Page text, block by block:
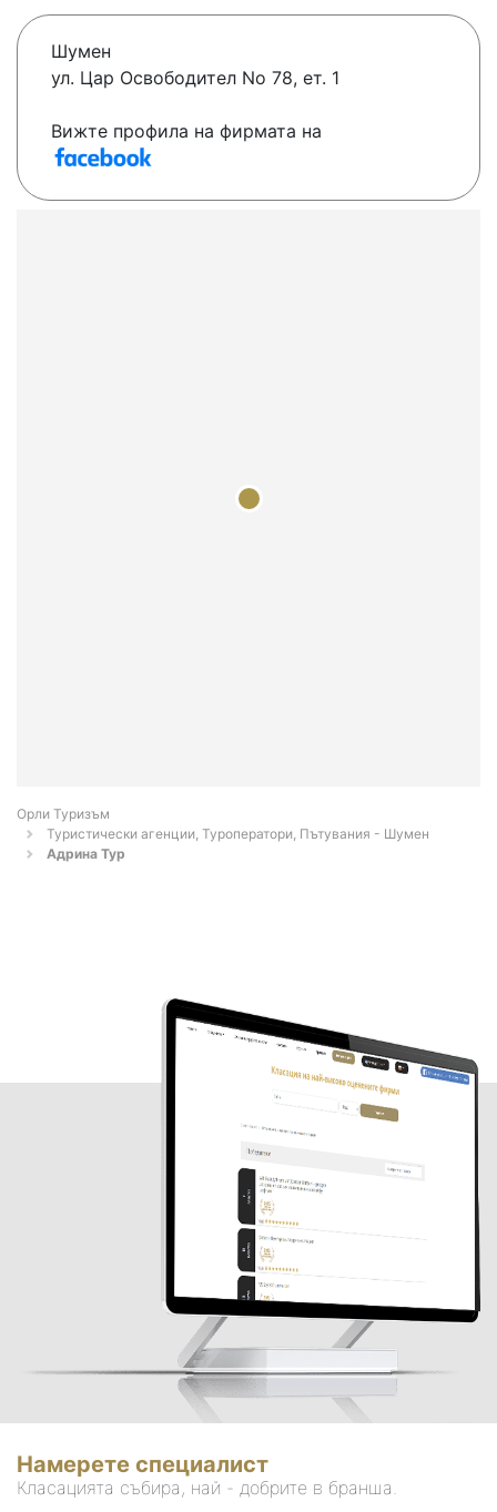
Шумен
ул. Цар Освободител No 78, ет. 1
Вижте профила на фирмата на
Орли Туризъм
Туристически агенции, Туроператори, Пътувания - Шумен
Адрина Тур
Намерете специалист
Класацията събира, най - добрите в бранша.